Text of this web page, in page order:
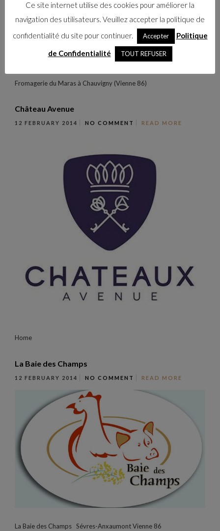
Fromagerie du Maras à Chauvigny (Vienne 86)
Château Avenue
12 FEBRUARY 2014 NO COMMENT READ MORE
Home
La Baie des Champs
12 FEBRUARY 2014 NO COMMENT READ MORE
La Baie des Champs Sévres-Anxaumont Vienne 86
Ce site internet utilise des cookies pour améliorer la
navigation des utilisateurs. Veuillez accepter la politique de
confidentialité du site pour continuer.
Accepter
Politique
de Confidentialité
TOUT REFUSER